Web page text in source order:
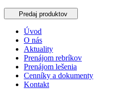
Predaj produktov
Úvod
O nás
Aktuality
Prenájom rebríkov
Prenájom lešenia
Cenníky a dokumenty
Kontakt